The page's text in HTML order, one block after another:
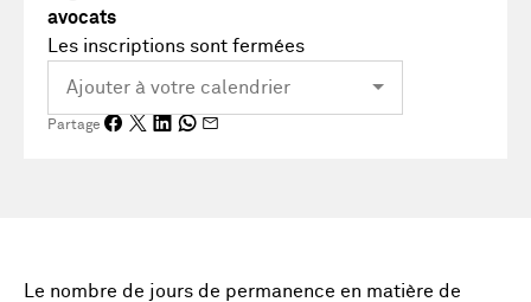
avocats
Les inscriptions sont fermées
Partage
Le nombre de jours de permanence en matière de